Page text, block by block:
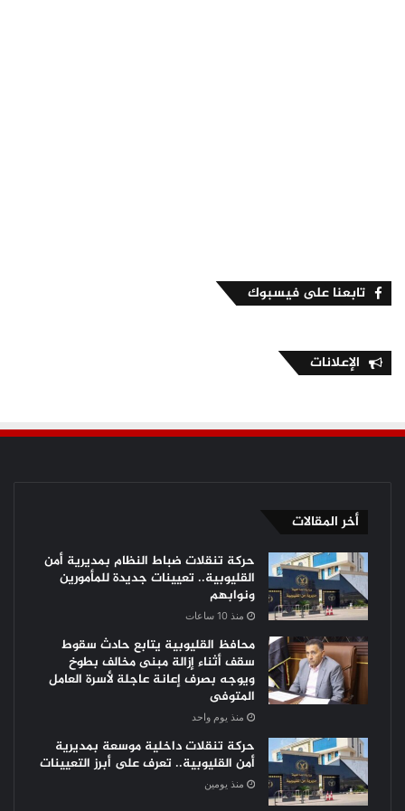
تابعنا على فيسبوك
الإعلانات
أخر المقالات
حركة تنقلات ضباط النظام بمديرية أمن
القليوبية.. تعيينات جديدة للمأمورين
ونوابهم
منذ 10 ساعات
محافظ القليوبية يتابع حادث سقوط
سقف أثناء إزالة مبنى مخالف بطوخ
ويوجه بصرف إعانة عاجلة لأسرة العامل
المتوفى
منذ يوم واحد
حركة تنقلات داخلية موسعة بمديرية
أمن القليوبية.. تعرف على أبرز التعيينات
منذ يومين